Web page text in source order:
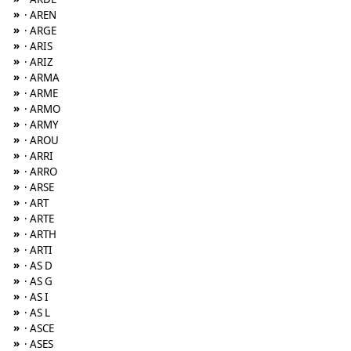
» · AREN
» · ARGE
» · ARIS
» · ARIZ
» · ARMA
» · ARME
» · ARMO
» · ARMY
» · AROU
» · ARRI
» · ARRO
» · ARSE
» · ART
» · ARTE
» · ARTH
» · ARTI
» · AS D
» · AS G
» · AS I
» · AS L
» · ASCE
» · ASES